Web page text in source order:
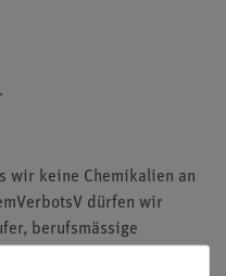
wir keine Chemikalien an
dürfen wir
berufsmässige